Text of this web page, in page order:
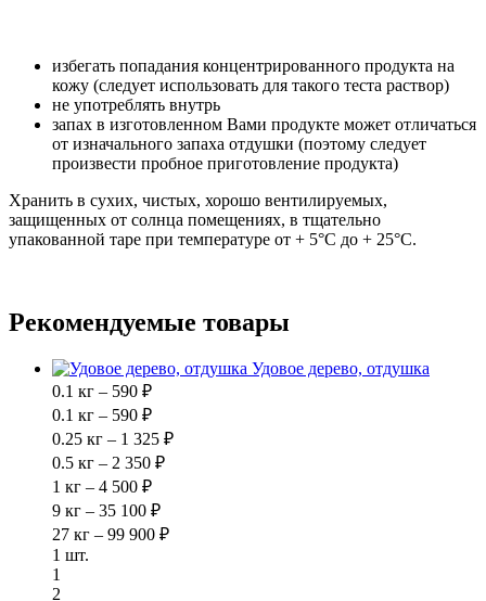
избегать попадания концентрированного продукта на
кожу (следует использовать для такого теста раствор)
не употреблять внутрь
запах в изготовленном Вами продукте может отличаться
от изначального запаха отдушки (поэтому следует
произвести пробное приготовление продукта)
Хранить в сухих, чистых, хорошо вентилируемых,
защищенных от солнца помещениях, в тщательно
упакованной таре при температуре от + 5°С до + 25°C.
Рекомендуемые товары
Удовое дерево, отдушка
0.1 кг – 590 ₽
0.1 кг – 590 ₽
0.25 кг – 1 325 ₽
0.5 кг – 2 350 ₽
1 кг – 4 500 ₽
9 кг – 35 100 ₽
27 кг – 99 900 ₽
1 шт.
1
2